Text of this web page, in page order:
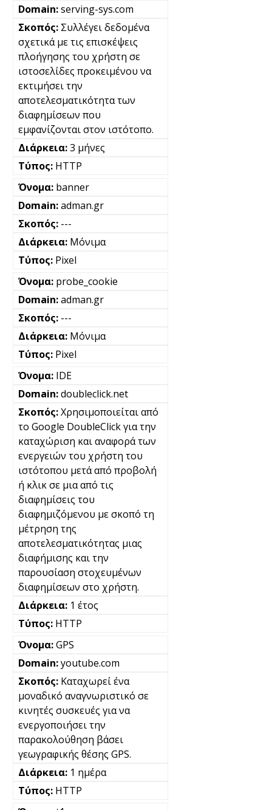
serving-sys.com
Συλλέγει δεδομένα
σχετικά με τις επισκέψεις
πλοήγησης του χρήστη σε
ιστοσελίδες προκειμένου να
εκτιμήσει την
αποτελεσματικότητα των
διαφημίσεων που
εμφανίζονται στον ιστότοπο.
3 μήνες
HTTP
banner
adman.gr
---
Μόνιμα
Pixel
probe_cookie
adman.gr
---
Μόνιμα
Pixel
IDE
doubleclick.net
Χρησιμοποιείται από
το Google DoubleClick για την
καταχώριση και αναφορά των
ενεργειών του χρήστη του
ιστότοπου μετά από προβολή
ή κλικ σε μια από τις
διαφημίσεις του
διαφημιζόμενου με σκοπό τη
μέτρηση της
αποτελεσματικότητας μιας
διαφήμισης και την
παρουσίαση στοχευμένων
διαφημίσεων στο χρήστη.
1 έτος
HTTP
GPS
youtube.com
Καταχωρεί ένα
μοναδικό αναγνωριστικό σε
κινητές συσκευές για να
ενεργοποιήσει την
παρακολούθηση βάσει
γεωγραφικής θέσης GPS.
1 ημέρα
HTTP